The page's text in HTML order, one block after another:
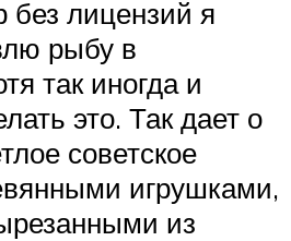
без лицензий я
рыбу в
так иногда и
это. Так дает о
советское
игрушками,
из